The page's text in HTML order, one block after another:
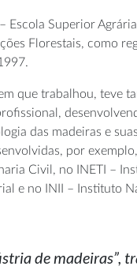
Escola Superior
Florestais, como
que trabalhou, teve
das madeiras e
por
Civil, no INETI –
e no INII – Instituto
de madeiras”,